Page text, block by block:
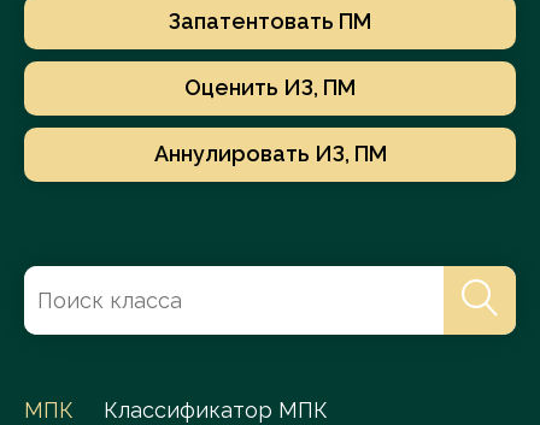
Запатентовать ПМ
Оценить ИЗ, ПМ
Аннулировать ИЗ, ПМ
МПК Классификатор МПК